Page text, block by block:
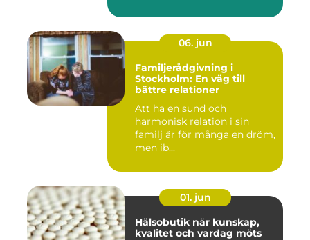
06. jun
Familjerådgivning i
Stockholm: En väg till
bättre relationer
Att ha en sund och
harmonisk relation i sin
familj är för många en dröm,
men ib...
01. jun
Hälsobutik när kunskap,
kvalitet och vardag möts